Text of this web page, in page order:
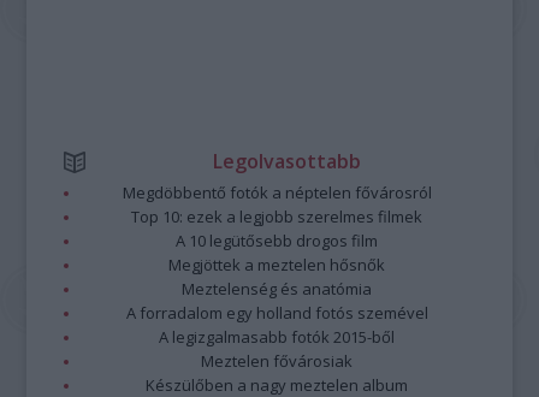
Legolvasottabb
Megdöbbentő fotók a néptelen fővárosról
Top 10: ezek a legjobb szerelmes filmek
A 10 legütősebb drogos film
Megjöttek a meztelen hősnők
Meztelenség és anatómia
A forradalom egy holland fotós szemével
A legizgalmasabb fotók 2015-ből
Meztelen fővárosiak
Készülőben a nagy meztelen album